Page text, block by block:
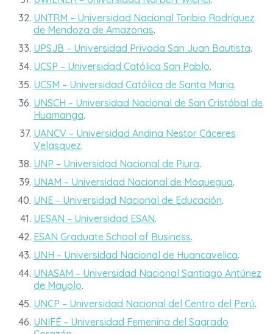
UNTRM – Universidad Nacional Toribio Rodríguez
de Mendoza de Amazonas.
UPSJB – Universidad Privada San Juan Bautista.
UCSP – Universidad Católica San Pablo.
UCSM – Universidad Católica de Santa Maria.
UNSCH – Universidad Nacional de San Cristóbal de
Huamanga.
UANCV – Universidad Andina Nestor Cáceres
Velasquez.
UNP – Universidad Nacional de Piura.
UNAM – Universidad Nacional de Moquegua.
UNE – Universidad Nacional de Educación.
UESAN – Universidad ESAN.
ESAN Graduate School of Business.
UNH – Universidad Nacional de Huancavelica.
UNASAM – Universidad Nacional Santiago Antúnez
de Mayolo.
UNCP – Universidad Nacional del Centro del Perú.
UNIFÉ – Universidad Femenina del Sagrado